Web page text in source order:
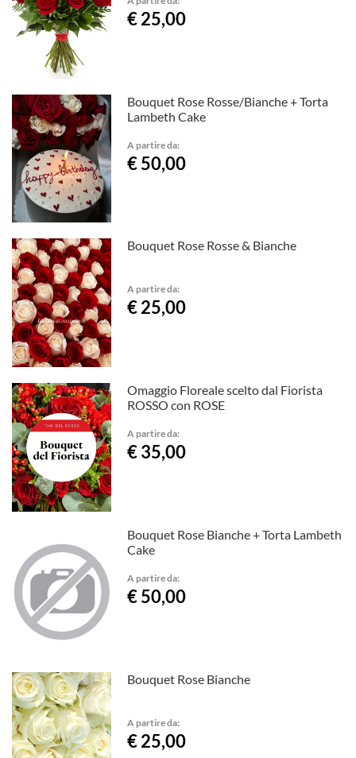
€ 25,00
Bouquet Rose Rosse/Bianche + Torta
Lambeth Cake
A partire da:
€ 50,00
Bouquet Rose Rosse & Bianche
A partire da:
€ 25,00
Omaggio Floreale scelto dal Fiorista
ROSSO con ROSE
A partire da:
€ 35,00
Bouquet Rose Bianche + Torta Lambeth
Cake
A partire da:
€ 50,00
Bouquet Rose Bianche
A partire da:
€ 25,00